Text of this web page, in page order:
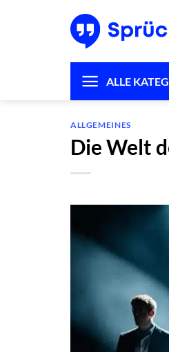
ALLE
ALLGEMEINES
Die Welt